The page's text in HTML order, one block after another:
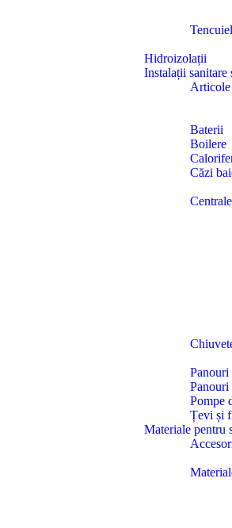
Hidroizolații
Instalații sanitare
Articole
Baterii
Boilere
Căzi
Panouri
Panouri
Pompe
Țevi și
Materiale pentru